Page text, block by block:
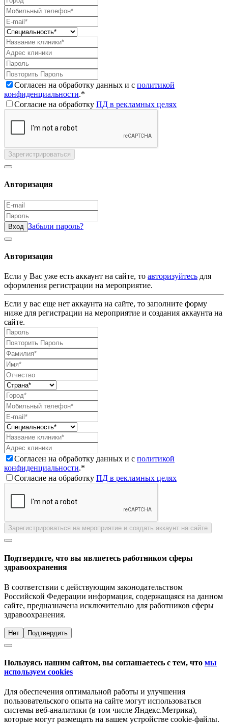
Согласен на обработку данных и с политикой
конфиденциальности.*
Согласие на обработку ПД в рекламных целях
Зарегистрироваться
Авторизация
Вход Забыли пароль?
Авторизация
Если у Вас уже есть аккаунт на сайте, то авторизуйтесь для
оформления регистрации на мероприятие.
Если у вас еще нет аккаунта на сайте, то заполните форму
ниже для регистрации на мероприятие и создания аккаунта на
сайте.
Согласен на обработку данных и с политикой
конфиденциальности.*
Согласие на обработку ПД в рекламных целях
Зарегистрироваться на мероприятие и создать аккаунт на сайте
Подтвердите, что вы являетесь работником сферы
здравоохранения
В соответствии с действующим законодательством
Российской Федерации информация, содержащаяся на данном
сайте, предназначена исключительно для работников сферы
здравоохранения.
Нет Подтвердить
Пользуясь нашим сайтом, вы соглашаетесь с тем, что мы
используем cookies
Для обеспечения оптимальной работы и улучшения
пользовательского опыта на сайте могут использоваться
системы веб-аналитики (в том числе Яндекс.Метрика),
которые могут размещать на вашем устройстве cookie-файлы.